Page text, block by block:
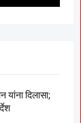
यांना दिलासा;